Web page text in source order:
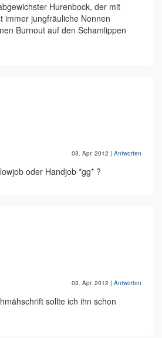
Hurenbock, der mit
immer jungfräuliche Nonnen
Burnout auf den Schamlippen
03. Apr. 2012 | Antworten
oder Handjob *gg* ?
03. Apr. 2012 | Antworten
sollte ich ihn schon